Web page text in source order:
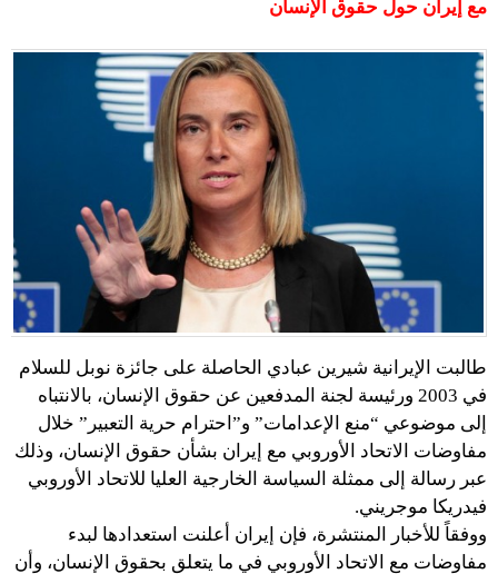
مع إيران حول حقوق الإنسان
طالبت الإيرانية شيرين عبادي الحاصلة على جائزة نوبل للسلام
في 2003 ورئيسة لجنة المدفعين عن حقوق الإنسان، بالانتباه
إلى موضوعي “منع الإعدامات” و”احترام حرية التعبير” خلال
مفاوضات الاتحاد الأوروبي مع إيران بشأن حقوق الإنسان، وذلك
عبر رسالة إلى ممثلة السياسة الخارجية العليا للاتحاد الأوروبي
فيدريكا موجريني.
ووفقاً للأخبار المنتشرة، فإن إيران أعلنت استعدادها لبدء
مفاوضات مع الاتحاد الأوروبي في ما يتعلق بحقوق الإنسان، وأن